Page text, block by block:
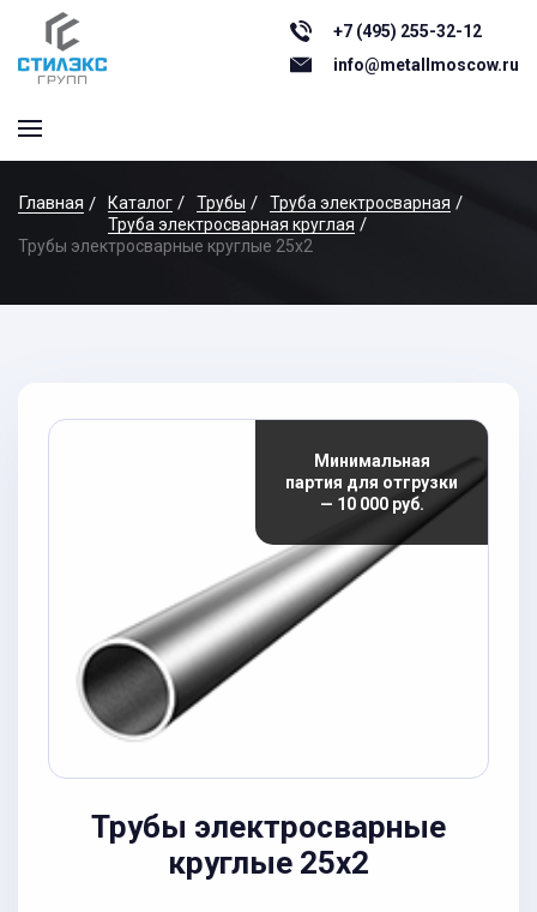
+7 (495) 255-32-12
info@metallmoscow.ru
Главная Каталог Трубы
Труба электросварная
Труба электросварная круглая
Трубы электросварные круглые 25x2
Минимальная
партия для отгрузки
— 10 000 руб.
Трубы электросварные
круглые 25x2